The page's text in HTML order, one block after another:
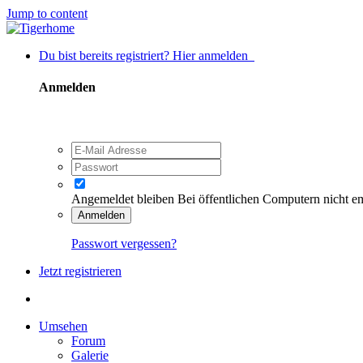
Jump to content
Du bist bereits registriert? Hier anmelden
Anmelden
Angemeldet bleiben Bei öffentlichen Computern nicht
Anmelden
Passwort vergessen?
Jetzt registrieren
Umsehen
Forum
Galerie